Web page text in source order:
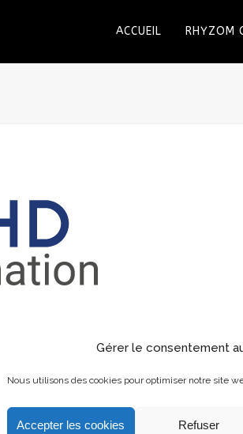
Gérer le consentement
Nous utilisons des cookies pour optimiser notre site
Accepter les cookies Refuser
ACCUEIL RHYZOM
thumbnail (150x150)
de conseils ou